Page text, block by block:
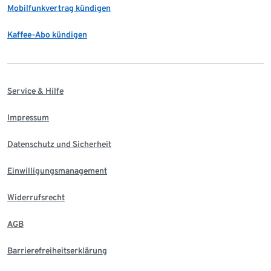
Mobilfunkvertrag kündigen
Kaffee-Abo kündigen
Service & Hilfe
Impressum
Datenschutz und Sicherheit
Einwilligungsmanagement
Widerrufsrecht
AGB
Barrierefreiheitserklärung